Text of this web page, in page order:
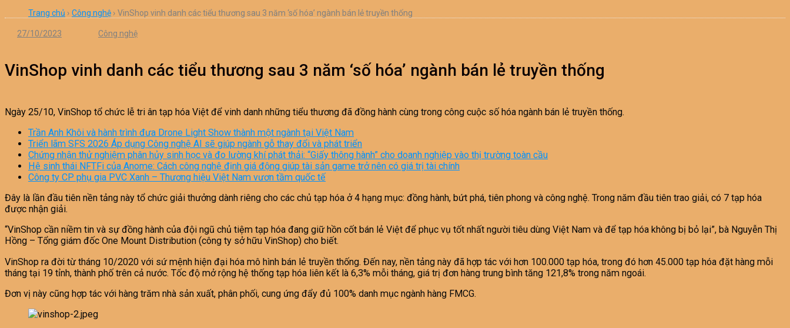
Trang chủ › Công nghệ › VinShop vinh danh các tiểu thương sau 3 năm ‘số hóa’ ngành bán lẻ truyền thống
27/10/2023 Công nghệ
VinShop vinh danh các tiểu thương sau 3 năm ‘số hóa’ ngành bán lẻ truyền thống
Ngày 25/10, VinShop tổ chức lễ tri ân tạp hóa Việt để vinh danh những tiểu thương đã đồng hành cùng trong công cuộc số hóa ngành bán lẻ truyền thống.
Trần Anh Khôi và hành trình đưa Drone Light Show thành một ngành tại Việt Nam
Triển lãm SFS 2026 Áp dụng Công nghệ AI sẽ giúp ngành gỗ thay đổi và phát triển
Chứng nhận thử nghiệm phân hủy sinh học và đo lường khí phát thải: “Giấy thông hành” cho doanh nghiệp vào thị trường toàn cầu
Hệ sinh thái NFTFi của Anome: Cách công nghệ định giá động giúp tài sản game trở nên có giá trị tài chính
Công ty CP phụ gia PVC Xanh – Thương hiệu Việt Nam vươn tầm quốc tế
Đây là lần đầu tiên nền tảng này tổ chức giải thưởng dành riêng cho các chủ tạp hóa ở 4 hạng mục: đồng hành, bứt phá, tiên phong và công nghệ. Trong năm đầu tiên trao giải, có 7 tạp hóa
được nhận giải.
“VinShop cần niềm tin và sự đồng hành của đội ngũ chủ tiệm tạp hóa đang giữ hồn cốt bán lẻ Việt để phục vụ tốt nhất người tiêu dùng Việt Nam và để tạp hóa không bị bỏ lại”, bà Nguyễn Thị
Hồng – Tổng giám đốc One Mount Distribution (công ty sở hữu VinShop) cho biết.
VinShop ra đời từ tháng 10/2020 với sứ mệnh hiện đại hóa mô hình bán lẻ truyền thống. Đến nay, nền tảng này đã hợp tác với hơn 100.000 tạp hóa, trong đó hơn 45.000 tạp hóa đặt hàng mỗi
tháng tại 19 tỉnh, thành phố trên cả nước. Tốc độ mở rộng hệ thống tạp hóa liên kết là 6,3% mỗi tháng, giá trị đơn hàng trung bình tăng 121,8% trong năm ngoái.
Đơn vị này cũng hợp tác với hàng trăm nhà sản xuất, phân phối, cung ứng đẩy đủ 100% danh mục ngành hàng FMCG.